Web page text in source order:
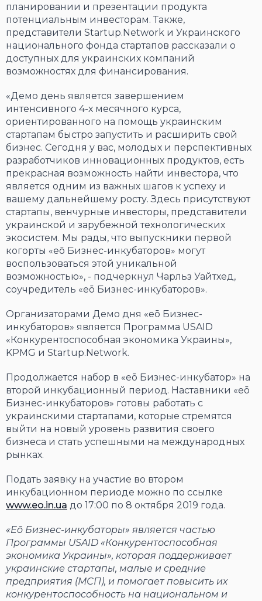
планировании и презентации продукта
потенциальным инвесторам. Также,
представители Startup.Network и Украинского
национального фонда стартапов рассказали о
доступных для украинских компаний
возможностях для финансирования.
«Демо день является завершением
интенсивного 4-х месячного курса,
ориентированного на помощь украинским
стартапам быстро запустить и расширить свой
бизнес. Сегодня у вас, молодых и перспективных
разработчиков инновационных продуктов, есть
прекрасная возможность найти инвестора, что
является одним из важных шагов к успеху и
вашему дальнейшему росту. Здесь присутствуют
стартапы, венчурные инвесторы, представители
украинской и зарубежной технологических
экосистем. Мы рады, что выпускники первой
когорты «eō Бизнес-инкубаторов» могут
воспользоваться этой уникальной
возможностью», - подчеркнул Чарльз Уайтхед,
соучредитель «eō Бизнес-инкубаторов».
Организаторами Демо дня «eō Бизнес-
инкубаторов» является Программа USAID
«Конкурентоспособная экономика Украины»,
KPMG и Startup.Network.
Продолжается набор в «eō Бизнес-инкубатор» на
второй инкубационный период. Наставники «eō
Бизнес-инкубаторов» готовы работать с
украинскими стартапами, которые стремятся
выйти на новый уровень развития своего
бизнеса и стать успешными на международных
рынках.
Подать заявку на участие во втором
инкубационном периоде можно по ссылке
www.eo.in.ua до 17:00 по 8 октября 2019 года.
«Eō Бизнес-инкубаторы» является частью
Программы USAID «Конкурентоспособная
экономика Украины», которая поддерживает
украинские стартапы, малые и средние
предприятия (МСП), и помогает повысить их
конкурентоспособность на национальном и